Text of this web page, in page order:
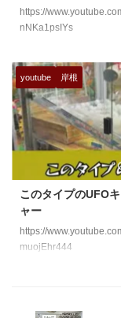
https://
nNKa1psIYs
youtube 岸根
このタイプのUFO
ャー
https://
muojEhr444